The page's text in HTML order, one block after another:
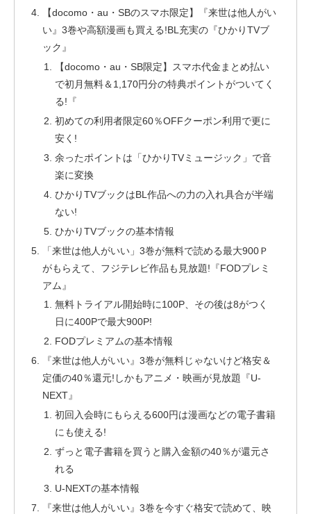
【docomo・au・SBのスマホ限定】『来世は他人がい
い』3巻や高額漫画も買える!BL充実の『ひかりTVブ
ック』
【docomo・au・SB限定】スマホ代金まとめ払い
で初月無料＆1,170円分の特典ポイントがついてく
る!『
初めての利用者限定60％OFFクーポン利用で更に
安く!
余ったポイントは「ひかりTVミュージック」で音
楽に変換
ひかりTVブックはBL作品への力の入れ具合が半端
ない!
ひかりTVブックの基本情報
「来世は他人がいい」3巻が無料で読める最大900Ｐ
がもらえて、フジテレビ作品も見放題!『FODプレミ
アム』
無料トライアル開始時に100P、その後は8がつく
日に400Pで最大900P!
FODプレミアムの基本情報
『来世は他人がいい』3巻が無料じゃないけど格安＆
定価の40％還元!しかもアニメ・映画が見放題『U-
NEXT』
初回入会時にもらえる600円は漫画などの電子書籍
にも使える!
ずっと電子書籍を買うと購入金額の40％が還元さ
れる
U-NEXTの基本情報
『来世は他人がいい』3巻を今すぐ格安で読めて、映